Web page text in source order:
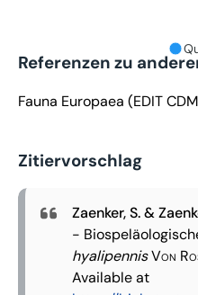
Referenzen zu
Fauna Europaea (EDIT
Zitiervorschlag
Zaenker, S. &
-
hyalipennisVon
Available at